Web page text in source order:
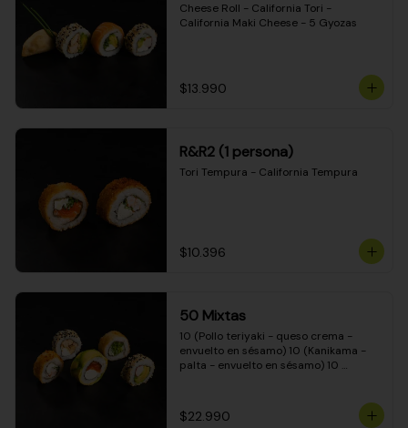
Cheese Roll - California Tori -
California Maki Cheese - 5 Gyozas
$13.990
R&R2 (1 persona)
Tori Tempura - California Tempura
$10.396
50 Mixtas
10 (Pollo teriyaki - queso crema -
envuelto en sésamo) 10 (Kanikama -
palta - envuelto en sésamo) 10
cebollín - envuelto en masa tempura)
10 (Pimentón - queso crema - cebollín
$22.990